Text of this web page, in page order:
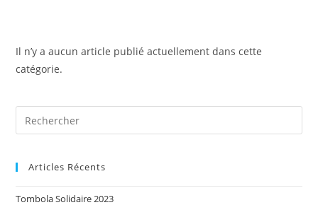
Il n’y a aucun article publié actuellement dans cette
catégorie.
Articles Récents
Tombola Solidaire 2023